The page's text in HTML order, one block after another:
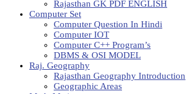
Rajasthan GK PDF ENGLISH
Computer Set
Computer Question In Hindi
Computer IOT
Computer C++ Program’s
DBMS & OSI MODEL
Raj. Geography
Rajasthan Geography Introduction
Geographic Areas